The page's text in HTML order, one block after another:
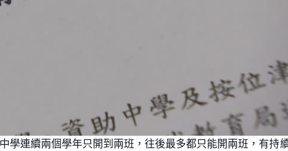
學連續兩個學年只開到兩班，往後最多都只能開兩班，有持